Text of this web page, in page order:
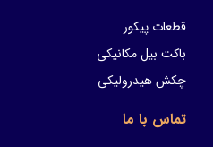
قطعات پیکور
باکت بیل مکانیکی
چکش هیدرولیکی
تماس با ما